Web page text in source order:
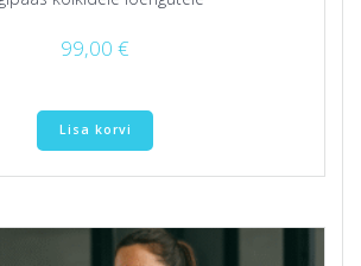
99,00 €
Lisa korvi